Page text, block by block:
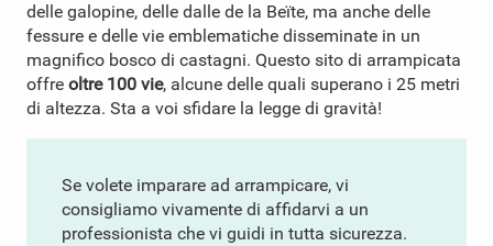
delle galopine, delle dalle de la Beïte, ma anche delle
fessure e delle vie emblematiche disseminate in un
magnifico bosco di castagni. Questo sito di arrampicata
offre oltre 100 vie, alcune delle quali superano i 25 metri
di altezza. Sta a voi sfidare la legge di gravità!
Se volete imparare ad arrampicare, vi
consigliamo vivamente di affidarvi a un
professionista che vi guidi in tutta sicurezza.